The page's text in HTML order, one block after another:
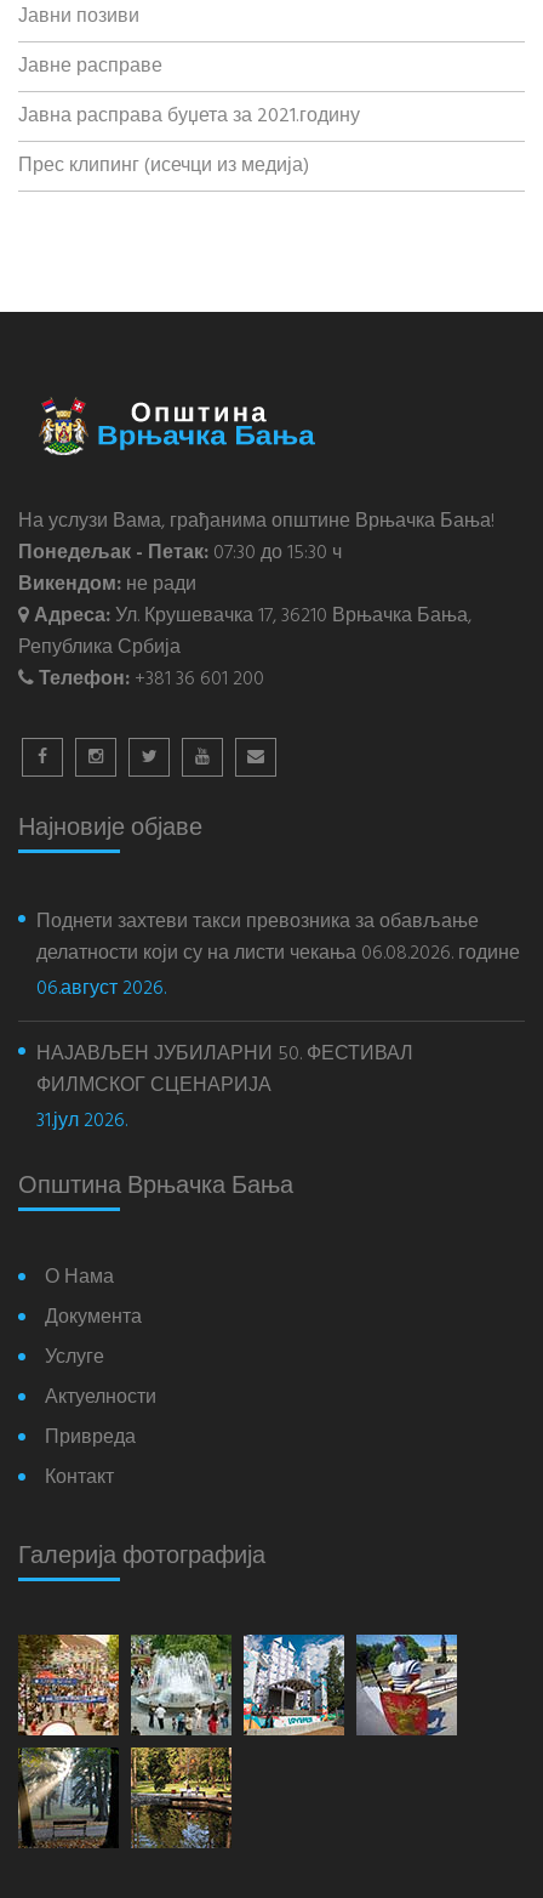
Јавни позиви
Јавне расправе
Јавна расправа буџета за 2021.годину
Прес клипинг (исечци из медија)
На услузи Вама, грађанима општине Врњачка Бања!
Понедељак - Петак:07:30 до 15:30 ч
Викендом:не ради
Адреса:Ул. Крушевачка 17, 36210 Врњачка Бања,
Република Србија
Телефон:+381 36 601 200
Најновије објаве
Поднети захтеви такси превозника за обављање
делатности који су на листи чекања 06.08.2026. године
06.август 2026.
НАЈАВЉЕН ЈУБИЛАРНИ 50. ФЕСТИВАЛ
ФИЛМСКОГ СЦЕНАРИЈА
31.јул 2026.
Општина Врњачка Бања
О Нама
Документа
Услуге
Актуелности
Привреда
Контакт
Галерија фотографија